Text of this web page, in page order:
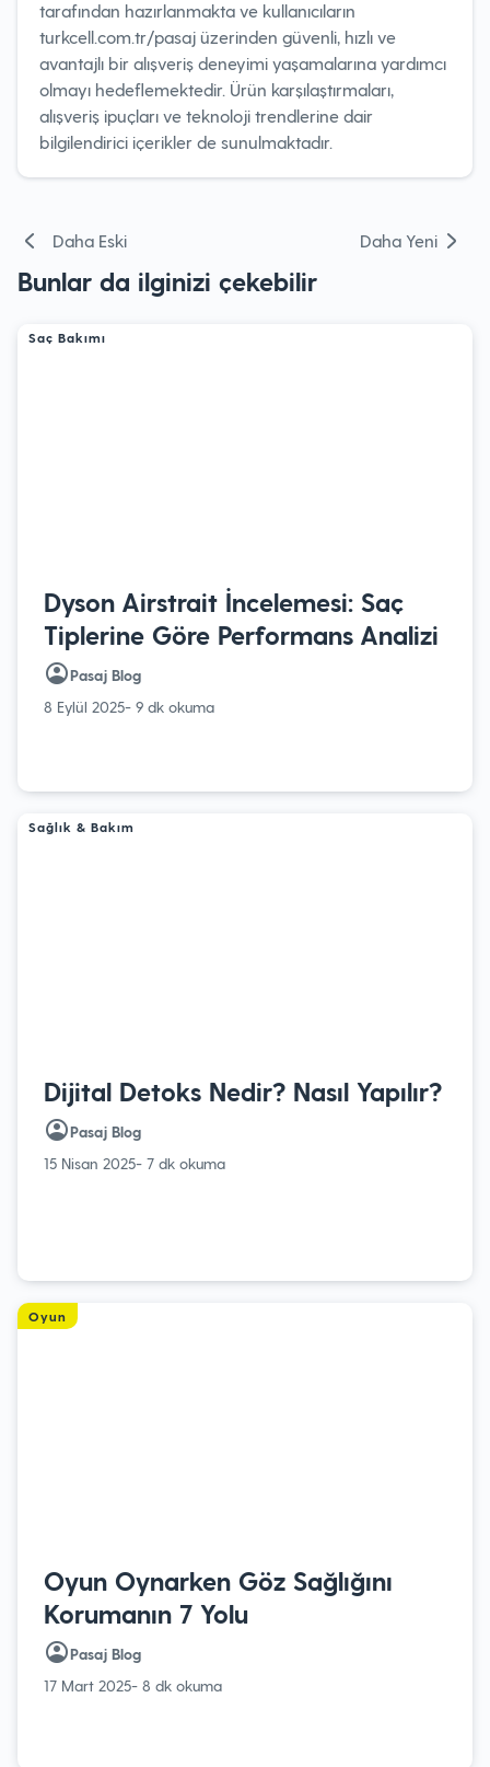
tarafından hazırlanmakta ve kullanıcıların
turkcell.com.tr/pasaj üzerinden güvenli, hızlı ve
avantajlı bir alışveriş deneyimi yaşamalarına yardımcı
olmayı hedeflemektedir. Ürün karşılaştırmaları,
alışveriş ipuçları ve teknoloji trendlerine dair
bilgilendirici içerikler de sunulmaktadır.
Yazı
Daha Eski Daha Yeni
Bunlar da ilginizi çekebilir
Saç Bakımı
Dyson Airstrait İncelemesi: Saç
Tiplerine Göre Performans Analizi
Pasaj Blog
8 Eylül 2025- 9 dk okuma
Sağlık & Bakım
Dijital Detoks Nedir? Nasıl Yapılır?
Pasaj Blog
15 Nisan 2025- 7 dk okuma
Oyun
Oyun Oynarken Göz Sağlığını
Korumanın 7 Yolu
Pasaj Blog
17 Mart 2025- 8 dk okuma